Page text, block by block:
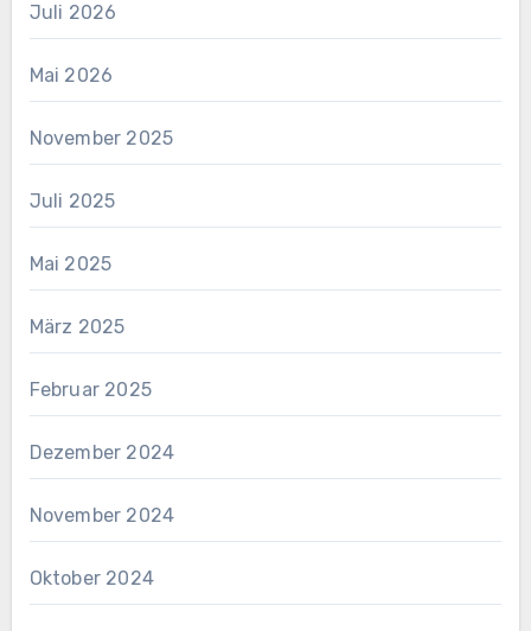
Juli 2026
Mai 2026
November 2025
Juli 2025
Mai 2025
März 2025
Februar 2025
Dezember 2024
November 2024
Oktober 2024